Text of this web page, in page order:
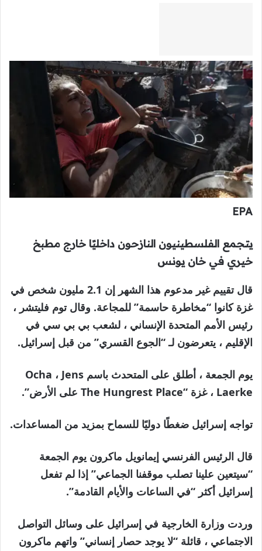
EPA
يتجمع الفلسطينيون النازحون داخليًا خارج مطبخ
خيري في خان يونس
قال تقييم غير مدعوم هذا الشهر إن 2.1 مليون شخص في
غزة كانوا “مخاطرة حاسمة” للمجاعة. وقال توم فليتشر ،
رئيس الأمم المتحدة الإنساني ، لشعب بي بي سي في
الإقليم ، يتعرضون لـ “الجوع القسري” من قبل إسرائيل.
يوم الجمعة ، أطلق على المتحدث باسم Ocha ، Jens
Laerke ، غزة “The Hungrest Place على الأرض”.
تواجه إسرائيل ضغطًا دوليًا للسماح بمزيد من المساعدات.
قال الرئيس الفرنسي إيمانويل ماكرون يوم الجمعة
“سيتعين علينا تصلب موقفنا الجماعي” إذا لم تفعل
إسرائيل أكثر “في الساعات والأيام القادمة”.
وردت وزارة الخارجية في إسرائيل على وسائل التواصل
الاجتماعي ، قائلة “لا يوجد حصار إنساني” واتهم ماكرون